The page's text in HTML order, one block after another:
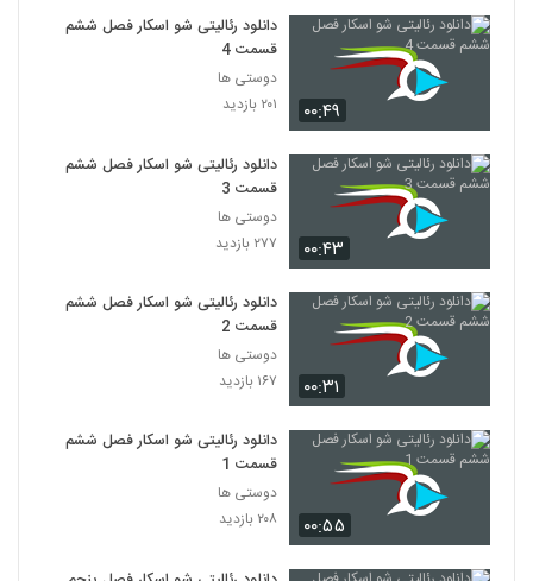
۰۰:۴۹
دانلود رئالیتی شو اسکار فصل ششم
قسمت 4
دوستی ها
۲۰۱ بازدید
۰۰:۴۳
دانلود رئالیتی شو اسکار فصل ششم
قسمت 3
دوستی ها
۲۷۷ بازدید
۰۰:۳۱
دانلود رئالیتی شو اسکار فصل ششم
قسمت 2
دوستی ها
۱۶۷ بازدید
۰۰:۵۵
دانلود رئالیتی شو اسکار فصل ششم
قسمت 1
دوستی ها
۲۰۸ بازدید